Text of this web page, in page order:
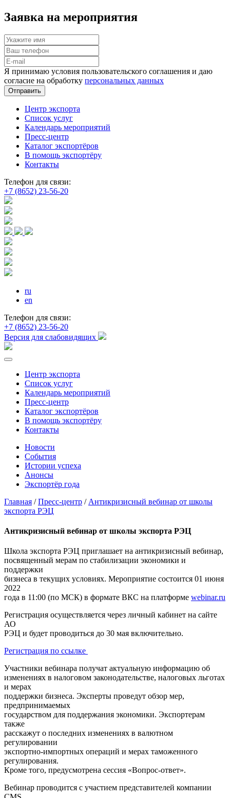
Заявка на мероприятия
Я принимаю условия пользовательского соглашения и даю
согласие на обработку персональных данных
Отправить
Центр экспорта
Список услуг
Календарь мероприятий
Пресс-центр
Каталог экспортёров
В помощь экспортёру
Контакты
Телефон для связи:
+7 (8652) 23-56-20
ru
en
Телефон для связи:
+7 (8652) 23-56-20
Версия для слабовидящих
Центр экспорта
Список услуг
Календарь мероприятий
Пресс-центр
Каталог экспортёров
В помощь экспортёру
Контакты
Новости
События
Истории успеха
Анонсы
Экспортёр года
Главная /Пресс-центр / Антикризисный вебинар от школы
экспорта РЭЦ
Антикризисный вебинар от школы экспорта РЭЦ
Школа экспорта РЭЦ приглашает на антикризисный вебинар,
посвященный мерам по стабилизации экономики и
поддержки
бизнеса в текущих условиях. Мероприятие состоится 01 июня
2022
года в 11:00 (по МСК) в формате ВКС на платформе webinar.ru
Регистрация осуществляется через личный кабинет на сайте
АО
РЭЦ и будет проводиться до 30 мая включительно.
Регистрация по ссылке
Участники вебинара получат актуальную информацию об
изменениях в налоговом законодательстве, налоговых льготах
и мерах
поддержки бизнеса. Эксперты проведут обзор мер,
предпринимаемых
государством для поддержания экономики. Экспортерам
также
расскажут о последних изменениях в валютном
регулировании
экспортно-импортных операций и мерах таможенного
регулирования.
Кроме того, предусмотрена сессия «Вопрос-ответ».
Вебинар проводится с участием представителей компании